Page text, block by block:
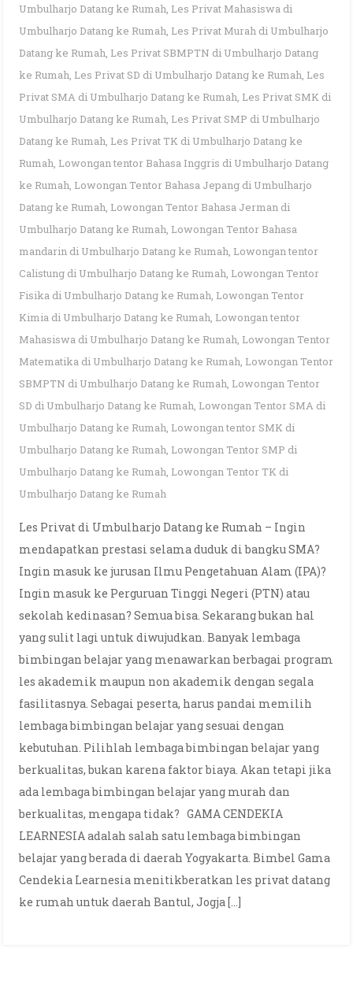
Umbulharjo Datang ke Rumah, Les Privat Mahasiswa di
Umbulharjo Datang ke Rumah, Les Privat Murah di Umbulharjo
Datang ke Rumah, Les Privat SBMPTN di Umbulharjo Datang
ke Rumah, Les Privat SD di Umbulharjo Datang ke Rumah, Les
Privat SMA di Umbulharjo Datang ke Rumah, Les Privat SMK di
Umbulharjo Datang ke Rumah, Les Privat SMP di Umbulharjo
Datang ke Rumah, Les Privat TK di Umbulharjo Datang ke
Rumah, Lowongan tentor Bahasa Inggris di Umbulharjo Datang
ke Rumah, Lowongan Tentor Bahasa Jepang di Umbulharjo
Datang ke Rumah, Lowongan Tentor Bahasa Jerman di
Umbulharjo Datang ke Rumah, Lowongan Tentor Bahasa
mandarin di Umbulharjo Datang ke Rumah, Lowongan tentor
Calistung di Umbulharjo Datang ke Rumah, Lowongan Tentor
Fisika di Umbulharjo Datang ke Rumah, Lowongan Tentor
Kimia di Umbulharjo Datang ke Rumah, Lowongan tentor
Mahasiswa di Umbulharjo Datang ke Rumah, Lowongan Tentor
Matematika di Umbulharjo Datang ke Rumah, Lowongan Tentor
SBMPTN di Umbulharjo Datang ke Rumah, Lowongan Tentor
SD di Umbulharjo Datang ke Rumah, Lowongan Tentor SMA di
Umbulharjo Datang ke Rumah, Lowongan tentor SMK di
Umbulharjo Datang ke Rumah, Lowongan Tentor SMP di
Umbulharjo Datang ke Rumah, Lowongan Tentor TK di
Umbulharjo Datang ke Rumah
Les Privat di Umbulharjo Datang ke Rumah – Ingin
mendapatkan prestasi selama duduk di bangku SMA?
Ingin masuk ke jurusan Ilmu Pengetahuan Alam (IPA)?
Ingin masuk ke Perguruan Tinggi Negeri (PTN) atau
sekolah kedinasan? Semua bisa. Sekarang bukan hal
yang sulit lagi untuk diwujudkan. Banyak lembaga
bimbingan belajar yang menawarkan berbagai program
les akademik maupun non akademik dengan segala
fasilitasnya. Sebagai peserta, harus pandai memilih
lembaga bimbingan belajar yang sesuai dengan
kebutuhan. Pilihlah lembaga bimbingan belajar yang
berkualitas, bukan karena faktor biaya. Akan tetapi jika
ada lembaga bimbingan belajar yang murah dan
berkualitas, mengapa tidak? GAMA CENDEKIA
LEARNESIA adalah salah satu lembaga bimbingan
belajar yang berada di daerah Yogyakarta. Bimbel Gama
Cendekia Learnesia menitikberatkan les privat datang
ke rumah untuk daerah Bantul, Jogja […]